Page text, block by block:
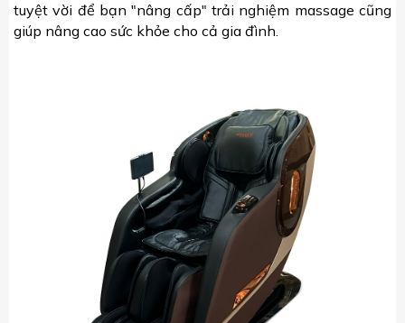
tuyệt vời để bạn "nâng cấp" trải nghiệm massage cũng
giúp nâng cao sức khỏe cho cả gia đình.